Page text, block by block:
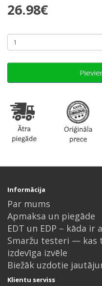
26.98€
Informācija
Par mums
Apmaksa un piegāde
EDT un EDP – kāda ir
Smaržu testeri — kas
izdevīga izvēle
Biežāk uzdotie
Klientu serviss